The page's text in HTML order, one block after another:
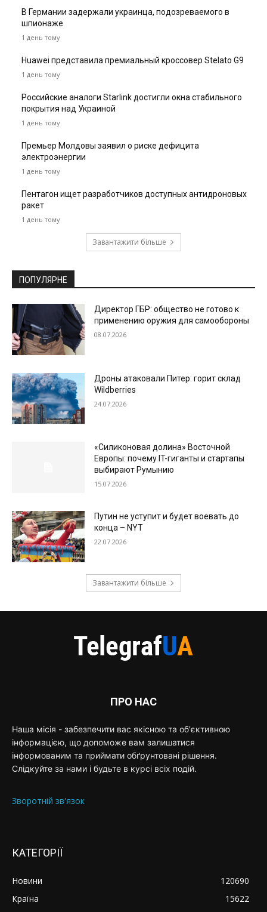
В Германии задержали украинца, подозреваемого в
шпионаже
1 день тому
Huawei представила премиальный кроссовер Stelato G9
1 день тому
Российские аналоги Starlink достигли окна стабильного
покрытия над Украиной
1 день тому
Премьер Молдовы заявил о риске дефицита
электроэнергии
1 день тому
Пентагон ищет разработчиков доступных антидроновых
ракет
1 день тому
Завантажити більше
ПОПУЛЯРНЕ
Директор ГБР: общество не готово к
применению оружия для самообороны
08.07.2026
Дроны атаковали Питер: горит склад
Wildberries
24.07.2026
«Силиконовая долина» Восточной
Европы: почему IT-гиганты и стартапы
выбирают Румынию
15.07.2026
Путин не уступит и будет воевать до
конца – NYT
22.07.2026
Завантажити більше
ПРО НАС
Наша місія - забезпечити вас якісною та об'єктивною
інформацією, що допоможе вам залишатися
інформованим та приймати обґрунтовані рішення.
Слідкуйте за нами і будьте в курсі всіх подій.
Зворотній зв'язок
КАТЕГОРІЇ
Новини
120690
Країна
15622